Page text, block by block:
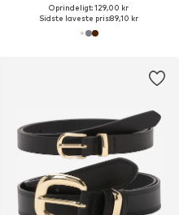
Oprindeligt: 129,00 kr
Sidste laveste pris:89,10 kr